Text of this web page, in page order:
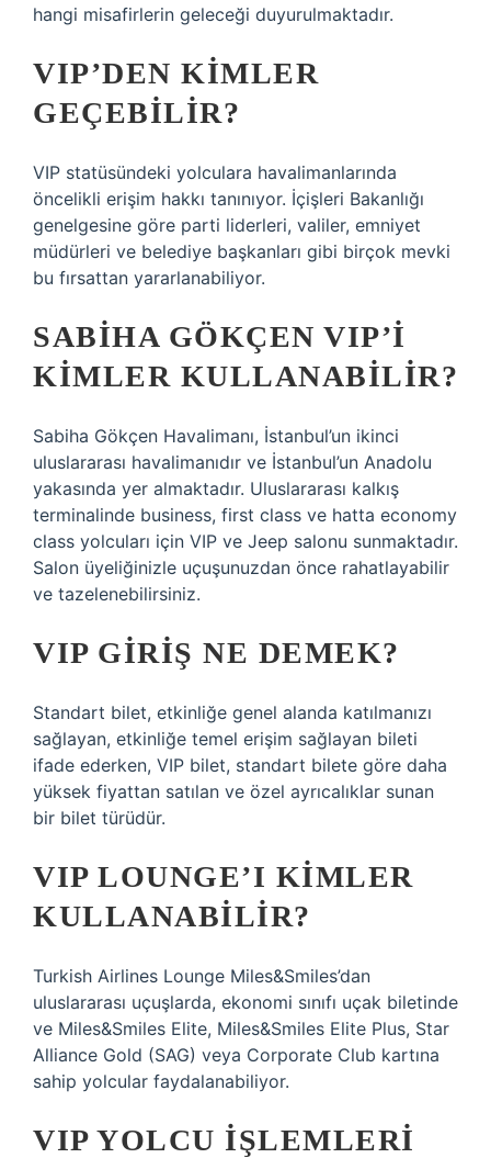
hangi misafirlerin geleceği duyurulmaktadır.
VIP’DEN KIMLER
GEÇEBILIR?
VIP statüsündeki yolculara havalimanlarında
öncelikli erişim hakkı tanınıyor. İçişleri Bakanlığı
genelgesine göre parti liderleri, valiler, emniyet
müdürleri ve belediye başkanları gibi birçok mevki
bu fırsattan yararlanabiliyor.
SABIHA GÖKÇEN VIP’I
KIMLER KULLANABILIR?
Sabiha Gökçen Havalimanı, İstanbul’un ikinci
uluslararası havalimanıdır ve İstanbul’un Anadolu
yakasında yer almaktadır. Uluslararası kalkış
terminalinde business, first class ve hatta economy
class yolcuları için VIP ve Jeep salonu sunmaktadır.
Salon üyeliğinizle uçuşunuzdan önce rahatlayabilir
ve tazelenebilirsiniz.
VIP GIRIŞ NE DEMEK?
Standart bilet, etkinliğe genel alanda katılmanızı
sağlayan, etkinliğe temel erişim sağlayan bileti
ifade ederken, VIP bilet, standart bilete göre daha
yüksek fiyattan satılan ve özel ayrıcalıklar sunan
bir bilet türüdür.
VIP LOUNGE’I KIMLER
KULLANABILIR?
Turkish Airlines Lounge Miles&Smiles’dan
uluslararası uçuşlarda, ekonomi sınıfı uçak biletinde
ve Miles&Smiles Elite, Miles&Smiles Elite Plus, Star
Alliance Gold (SAG) veya Corporate Club kartına
sahip yolcular faydalanabiliyor.
VIP YOLCU IŞLEMLERI